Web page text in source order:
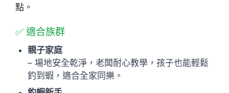
點。
✅ 適合族群
親子家庭
– 場地安全乾淨，老闆耐心教學，孩子也能輕鬆
釣到蝦，適合全家同樂。